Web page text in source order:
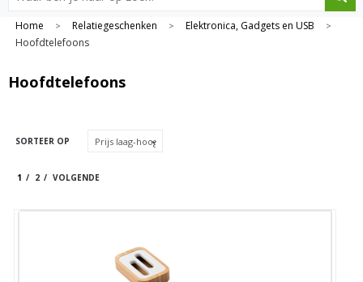
Home > Relatiegeschenken > Elektronica, Gadgets en USB >
Hoofdtelefoons
Hoofdtelefoons
SORTEER OP
1 2 VOLGENDE